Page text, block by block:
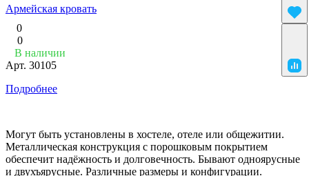
Армейская кровать
0
0
В наличии
Арт. 30105
Подробнее
Могут быть установлены в хостеле, отеле или общежитии.
Металлическая конструкция с порошковым покрытием
обеспечит надёжность и долговечность. Бывают одноярусные
и двухъярусные. Различные размеры и конфигурации.